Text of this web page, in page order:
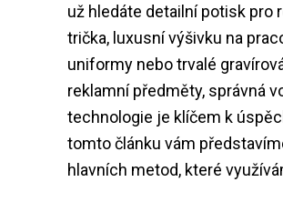
už hledáte detailní potisk pro
trička, luxusní výšivku na
uniformy nebo trvalé
reklamní předměty, správná
technologie je klíčem k
tomto článku vám
hlavních metod, které